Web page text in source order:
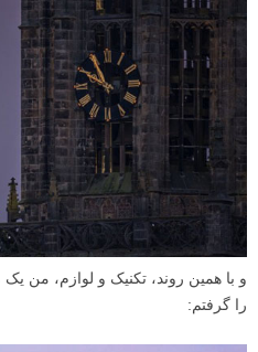
و با همین روند، تکنیک و لوازم، من
را گرفتم: